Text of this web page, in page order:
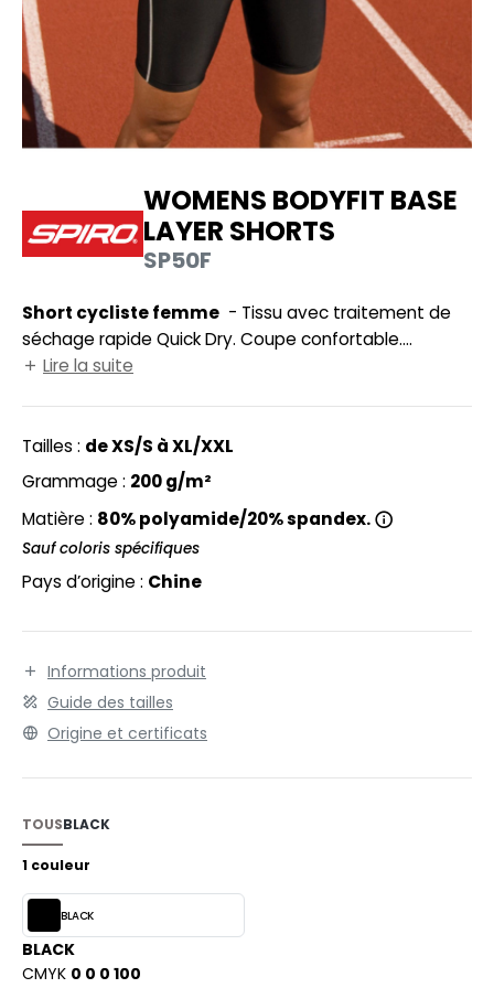
VISIBILITE
MODULABLES
LABEL / TEAR AWAY
SHOPPING
VETEMENTS
YOUR BRAND
SI ON L'APPELAIT FRANCIS
BY PROMODORO
HALES
ROW
OF THE LOOM
OF THE LOOM VINTAGE
- BLANKS
WOMENS BODYFIT BASE
LAYER SHORTS
SP50F
Short cycliste femme
séchage rapide Quick Dry. Coupe confortable.
Coutures plates latérales contrastées. Ceinture
points sur le bas arrière de la jambe droite. Tissu
extensible Micro Soft. Petite poche centrale intérieure
à l'arrière.
Lire la suite
Tailles : de XS/S à XL/XXL
Grammage : 200 g/m²
Matière : 80% polyamide/20% spandex.
Sauf coloris spécifiques
Pays d’origine : Chine
Informations produit
Guide des tailles
Origine et certificats
TOUSBLACK
1 couleur
BLACK
BLACK
CMYK 0 0 0 100